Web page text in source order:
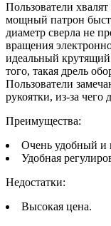
Пользователи
мощный патрон
диаметр сверла не
вращения
идеальный
того, такая дрель
Пользователи
рукоятки, из-за
Преимущества:
Очень удобный и
Удобная
Недостатки:
Высокая цена.